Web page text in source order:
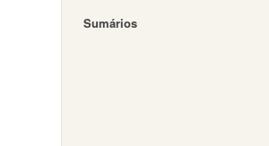
Sumários